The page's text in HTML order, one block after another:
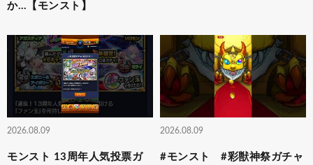
か…【モンスト】
2026.08.09
モンスト 13周年人気投票ガ
2026.08.09
#モンスト #彩獣神祭ガチャ